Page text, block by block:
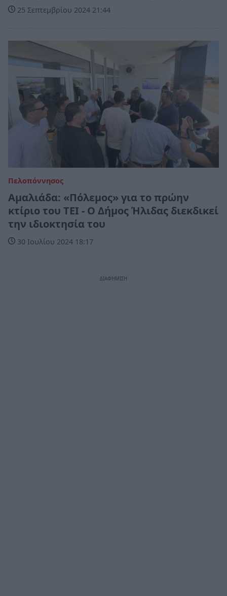
25 Σεπτεμβρίου 2024 21:44
Πελοπόννησος
Αμαλιάδα: «Πόλεμος» για το πρώην
κτίριο του ΤΕΙ - Ο Δήμος Ήλιδας διεκδικεί
την ιδιοκτησία του
30 Ιουλίου 2024 18:17